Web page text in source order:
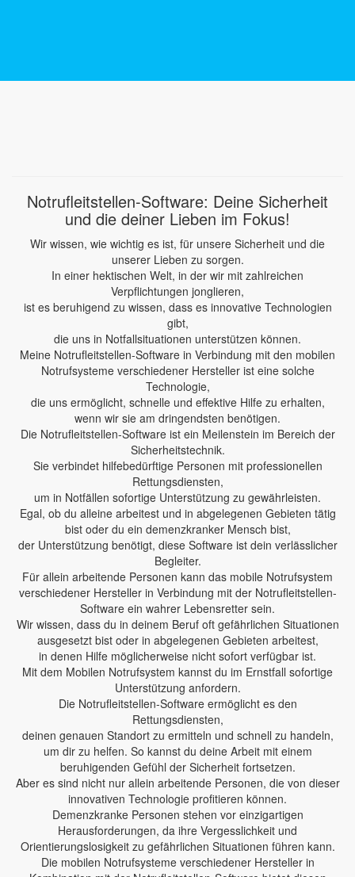
Notrufleitstellen-Software: Deine Sicherheit
und die deiner Lieben im Fokus!
Wir wissen, wie wichtig es ist, für unsere Sicherheit und die
unserer Lieben zu sorgen.
In einer hektischen Welt, in der wir mit zahlreichen
Verpflichtungen jonglieren,
ist es beruhigend zu wissen, dass es innovative Technologien
gibt,
die uns in Notfallsituationen unterstützen können.
Meine Notrufleitstellen-Software in Verbindung mit den mobilen
Notrufsysteme verschiedener Hersteller ist eine solche
Technologie,
die uns ermöglicht, schnelle und effektive Hilfe zu erhalten,
wenn wir sie am dringendsten benötigen.
Die Notrufleitstellen-Software ist ein Meilenstein im Bereich der
Sicherheitstechnik.
Sie verbindet hilfebedürftige Personen mit professionellen
Rettungsdiensten,
um in Notfällen sofortige Unterstützung zu gewährleisten.
Egal, ob du alleine arbeitest und in abgelegenen Gebieten tätig
bist oder du ein demenzkranker Mensch bist,
der Unterstützung benötigt, diese Software ist dein verlässlicher
Begleiter.
Für allein arbeitende Personen kann das mobile Notrufsystem
verschiedener Hersteller in Verbindung mit der Notrufleitstellen-
Software ein wahrer Lebensretter sein.
Wir wissen, dass du in deinem Beruf oft gefährlichen Situationen
ausgesetzt bist oder in abgelegenen Gebieten arbeitest,
in denen Hilfe möglicherweise nicht sofort verfügbar ist.
Mit dem Mobilen Notrufsystem kannst du im Ernstfall sofortige
Unterstützung anfordern.
Die Notrufleitstellen-Software ermöglicht es den
Rettungsdiensten,
deinen genauen Standort zu ermitteln und schnell zu handeln,
um dir zu helfen. So kannst du deine Arbeit mit einem
beruhigenden Gefühl der Sicherheit fortsetzen.
Aber es sind nicht nur allein arbeitende Personen, die von dieser
innovativen Technologie profitieren können.
Demenzkranke Personen stehen vor einzigartigen
Herausforderungen, da ihre Vergesslichkeit und
Orientierungslosigkeit zu gefährlichen Situationen führen kann.
Die mobilen Notrufsysteme verschiedener Hersteller in